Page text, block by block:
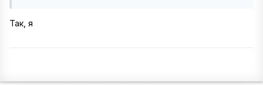
Так, я